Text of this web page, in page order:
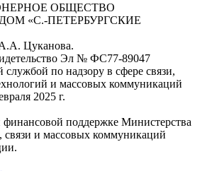
ОБЩЕСТВО
«С.-ПЕТЕРБУРГСКИЕ
Цуканова.
Эл № ФС77-89047
по надзору в сфере связи,
и массовых коммуникаций
2025 г.
поддержке Министерства
связи и массовых коммуникаций